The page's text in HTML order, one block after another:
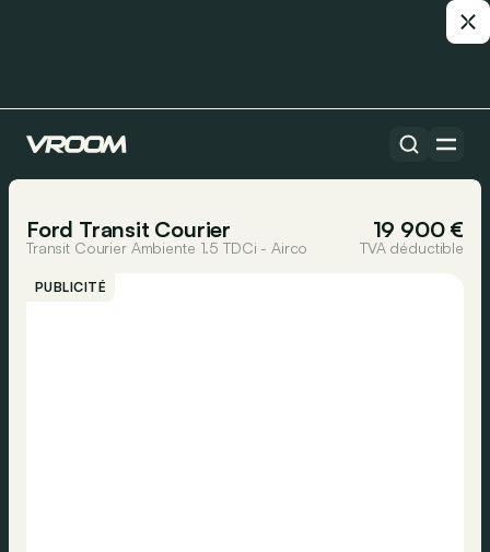
Toutes les voitures
Ford Transit Courier 19 900 €
Transit Courier Ambiente 1.5 TDCi - Airco TVA déductible
PUBLICITÉ